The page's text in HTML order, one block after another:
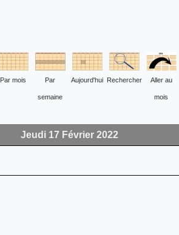
Par mois Par
semaine
Aujourd'hui Rechercher Aller au
mois
Jeudi 17 Février 2022